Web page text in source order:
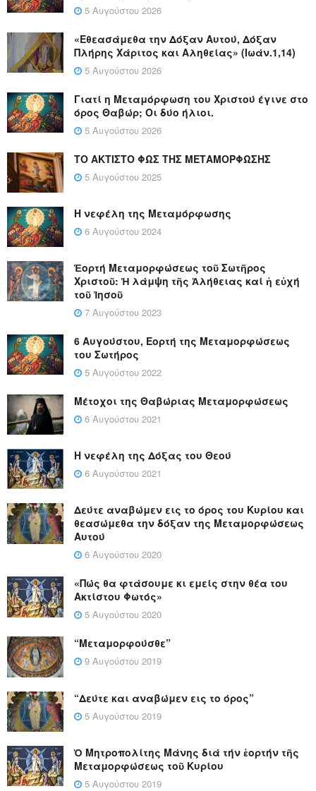
5 Αυγούστου 2026
«Εθεασάμεθα την Δόξαν Αυτού, Δόξαν
Πλήρης Χάριτος και Αληθείας» (Ιωάν.1,14)
5 Αυγούστου 2026
Γιατί η Μεταμόρφωση του Χριστού έγινε στο
όρος Θαβώρ; Οι δύο ήλιοι.
5 Αυγούστου 2026
ΤΟ ΑΚΤΙΣΤΟ ΦΩΣ ΤΗΣ ΜΕΤΑΜΟΡΦΩΣΗΣ
5 Αυγούστου 2025
Η νεφέλη της Μεταμόρφωσης
6 Αυγούστου 2024
Ἑορτή Μεταμορφώσεως τοῦ Σωτῆρος
Χριστοῦ: Ἡ λάμψη τῆς Ἀλήθειας καί ἡ εὐχή
τοῦ Ἰησοῦ
7 Αυγούστου 2023
6 Αυγούστου, Εορτή της Μεταμορφώσεως
του Σωτήρος
5 Αυγούστου 2022
Μέτοχοι της Θαβώριας Μεταμορφώσεως
6 Αυγούστου 2021
Η νεφέλη της Δόξας του Θεού
6 Αυγούστου 2021
Δεύτε αναβώμεν εις το όρος του Κυρίου και
θεασώμεθα την δόξαν της Μεταμορφώσεως
Αυτού
6 Αυγούστου 2020
«Πώς θα φτάσουμε κι εμείς στην θέα του
Ακτίστου Φωτός»
5 Αυγούστου 2020
“Μεταμορφούσθε”
9 Αυγούστου 2019
“Δεύτε και αναβώμεν εις το όρος”
5 Αυγούστου 2019
Ὁ Μητροπολίτης Μάνης διά τήν ἑορτήν τῆς
Μεταμορφώσεως τοῦ Κυρίου
5 Αυγούστου 2019